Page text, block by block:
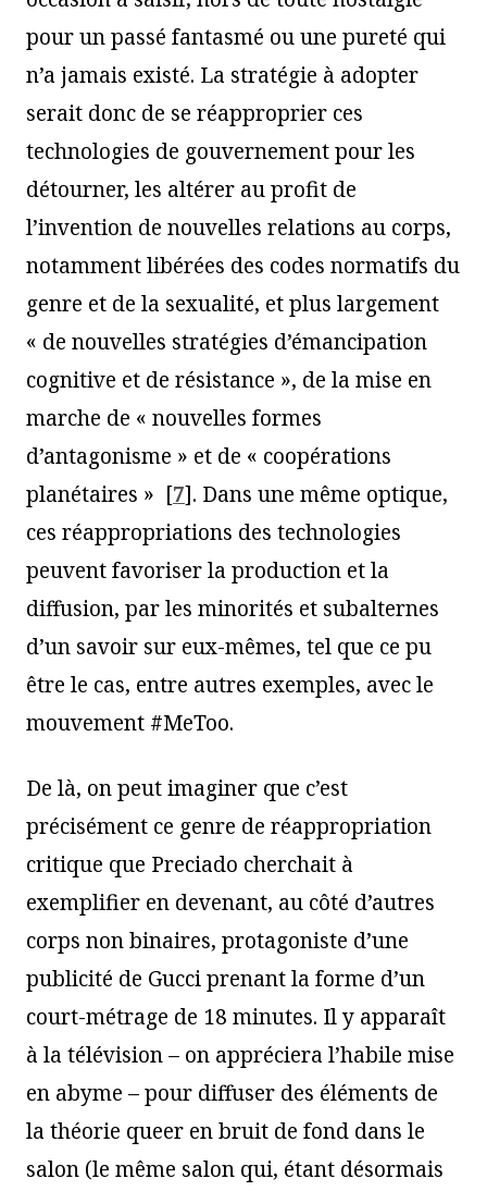
pour un passé fantasmé ou une pureté qui
n’a jamais existé. La stratégie à adopter
serait donc de se réapproprier ces
technologies de gouvernement pour les
détourner, les altérer au profit de
l’invention de nouvelles relations au corps,
notamment libérées des codes normatifs du
genre et de la sexualité, et plus largement
« de nouvelles stratégies d’émancipation
cognitive et de résistance », de la mise en
marche de « nouvelles formes
d’antagonisme » et de « coopérations
planétaires » [7]. Dans une même optique,
ces réappropriations des technologies
peuvent favoriser la production et la
diffusion, par les minorités et subalternes
d’un savoir sur eux-mêmes, tel que ce pu
être le cas, entre autres exemples, avec le
mouvement #MeToo.
De là, on peut imaginer que c’est
précisément ce genre de réappropriation
critique que Preciado cherchait à
exemplifier en devenant, au côté d’autres
corps non binaires, protagoniste d’une
publicité de Gucci prenant la forme d’un
court-métrage de 18 minutes. Il y apparaît
à la télévision – on appréciera l’habile mise
en abyme – pour diffuser des éléments de
la théorie queer en bruit de fond dans le
salon (le même salon qui, étant désormais